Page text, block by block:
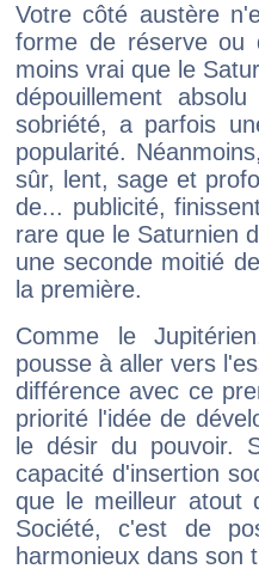
Votre côté austère
forme de réserve
moins vrai que le
dépouillement
sobriété, a parfois
popularité.
sûr, lent, sage et
de... publicité,
rare que le Saturnien
une seconde moitié
la première.
Comme le
pousse à aller vers
différence avec ce
priorité l'idée de
le désir du pouvoir.
capacité d'insertion
que le meilleur atout
Société, c'est de
harmonieux dans son